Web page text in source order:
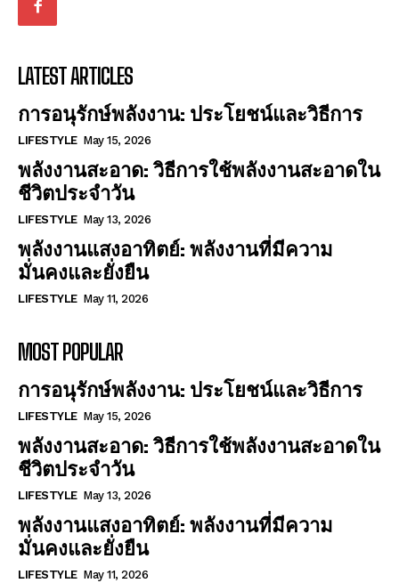
LATEST ARTICLES
การอนุรักษ์พลังงาน: ประโยชน์และวิธีการ
LIFESTYLE May 15, 2026
พลังงานสะอาด: วิธีการใช้พลังงานสะอาดใน
ชีวิตประจำวัน
LIFESTYLE May 13, 2026
พลังงานแสงอาทิตย์: พลังงานที่มีความ
มั่นคงและยั่งยืน
LIFESTYLE May 11, 2026
MOST POPULAR
การอนุรักษ์พลังงาน: ประโยชน์และวิธีการ
LIFESTYLE May 15, 2026
พลังงานสะอาด: วิธีการใช้พลังงานสะอาดใน
ชีวิตประจำวัน
LIFESTYLE May 13, 2026
พลังงานแสงอาทิตย์: พลังงานที่มีความ
มั่นคงและยั่งยืน
LIFESTYLE May 11, 2026